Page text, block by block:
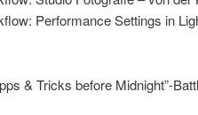
Performance Settings in
& Tricks before Midnight”-